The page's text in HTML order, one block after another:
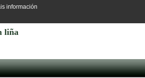
liña
información